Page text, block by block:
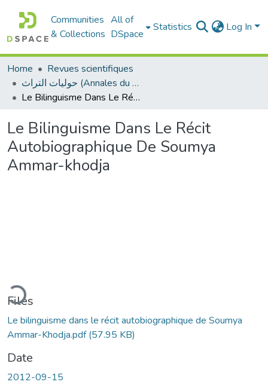
Communities
& Collections
All of
DSpace
Statistics Log In
Home
Revues scientifiques
حوليات التراث (Annales du patrimoine)
Le Bilinguisme Dans Le Récit Autobiographique De Soumya Ammar-khodja
Le Bilinguisme Dans Le Récit
Autobiographique De Soumya
Ammar-khodja
Files
Le bilinguisme dans le récit autobiographique de Soumya
Ammar-Khodja.pdf(57.95 KB)
Date
2012-09-15